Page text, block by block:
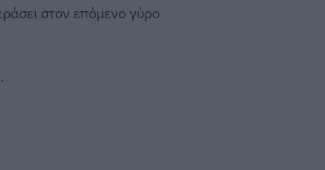
στον επόμενο γύρο